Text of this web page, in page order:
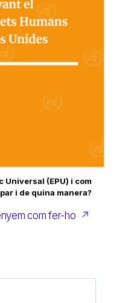
Universal (EPU) i com
i de quina manera?
com fer-ho ↗